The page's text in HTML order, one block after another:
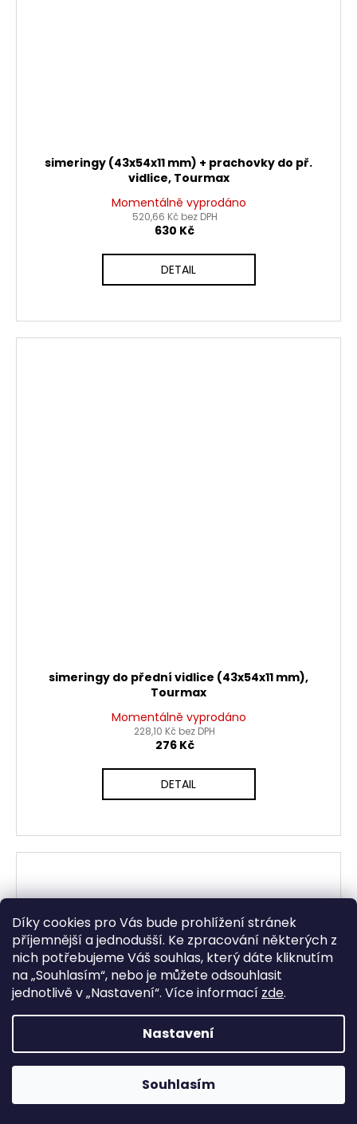
Díky cookies pro Vás bude prohlížení stránek
příjemnější a jednodušší. Ke zpracování některých z
nich potřebujeme Váš souhlas, který dáte kliknutím
na „Souhlasím“, nebo je můžete odsouhlasit
jednotlivě v „Nastavení“. Více informací zde.
Nastavení
Souhlasím
simeringy (43x54x11 mm) + prachovky do př.
vidlice, Tourmax
Momentálně vyprodáno
520,66 Kč bez DPH
630 Kč
DETAIL
simeringy do přední vidlice (43x54x11 mm),
Tourmax
Momentálně vyprodáno
228,10 Kč bez DPH
276 Kč
DETAIL